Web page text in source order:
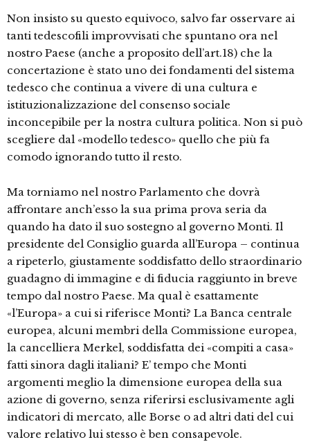
Non insisto su questo equivoco, salvo far osservare ai
tanti tedescofili improvvisati che spuntano ora nel
nostro Paese (anche a proposito dell’art.18) che la
concertazione è stato uno dei fondamenti del sistema
tedesco che continua a vivere di una cultura e
istituzionalizzazione del consenso sociale
inconcepibile per la nostra cultura politica. Non si può
scegliere dal «modello tedesco» quello che più fa
comodo ignorando tutto il resto.
Ma torniamo nel nostro Parlamento che dovrà
affrontare anch’esso la sua prima prova seria da
quando ha dato il suo sostegno al governo Monti. Il
presidente del Consiglio guarda all’Europa – continua
a ripeterlo, giustamente soddisfatto dello straordinario
guadagno di immagine e di fiducia raggiunto in breve
tempo dal nostro Paese. Ma qual è esattamente
«l’Europa» a cui si riferisce Monti? La Banca centrale
europea, alcuni membri della Commissione europea,
la cancelliera Merkel, soddisfatta dei «compiti a casa»
fatti sinora dagli italiani? E’ tempo che Monti
argomenti meglio la dimensione europea della sua
azione di governo, senza riferirsi esclusivamente agli
indicatori di mercato, alle Borse o ad altri dati del cui
valore relativo lui stesso è ben consapevole.